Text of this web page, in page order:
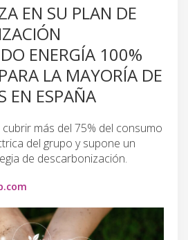
EN SU PLAN DE
ENERGÍA 100%
LA MAYORÍA DE
EN ESPAÑA
más del 75% del consumo
del grupo y supone un
de descarbonización.